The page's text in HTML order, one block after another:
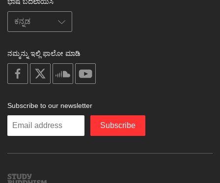
ನಮ್ಮನ್ನು ಇಲ್ಲಿ ಫಾಲೋ ಮಾಡಿ
on
facebook
soundcloud
Subscribe to our newsletter
Enter
Subscribe
Study